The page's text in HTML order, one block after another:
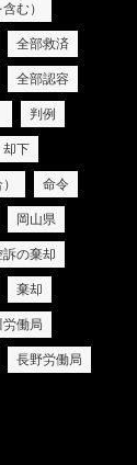
む）
全部救済
全部認容
判例
却下
命令
岡山県
訴の棄却
棄却
働局
長野労働局